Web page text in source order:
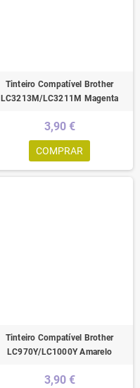
Tinteiro Compatível Brother
LC3213M/LC3211M Magenta
3,90 €
COMPRAR
Tinteiro Compatível Brother
LC970Y/LC1000Y Amarelo
3,90 €